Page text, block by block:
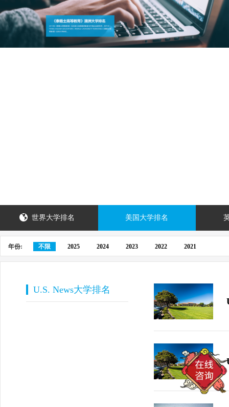
世界大学排名 美国大学排名
年份: 不限 2025 2024 2023 2022 2021
U.S. News大学排名